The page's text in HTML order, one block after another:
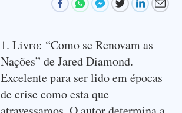
1. Livro: “Como se Renovam as
Nações” de Jared Diamond.
Excelente para ser lido em épocas
de crise como esta que